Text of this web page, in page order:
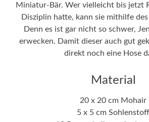
Miniatur-Bär. Wer vielleicht bis jetzt
Disziplin hatte, kann sie mithilfe des
Denn es ist gar nicht so schwer,
erwecken. Damit dieser auch gut
direkt noch eine Hose
Material
20 x 20 cm Mohair
5 x 5 cm Sohlenstoff